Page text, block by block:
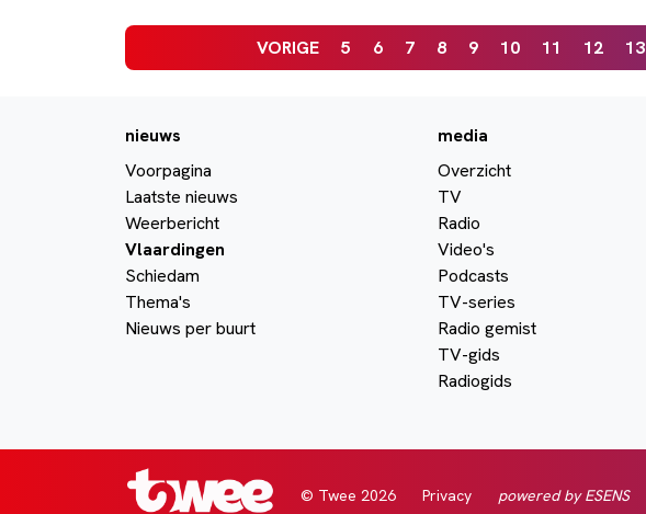
VORIGE 5 6 7 8 9 10 11 12 13
nieuws
Voorpagina
Laatste nieuws
Weerbericht
Vlaardingen
Schiedam
Thema's
Nieuws per buurt
media
Overzicht
TV
Radio
Video's
Podcasts
TV-series
Radio gemist
TV-gids
Radiogids
© Twee 2026 Privacy powered by ESENS